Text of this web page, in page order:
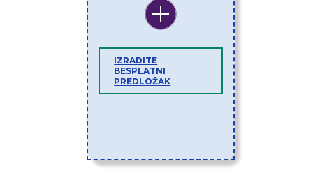
IZRADITE
BESPLATNI
PREDLOŽAK